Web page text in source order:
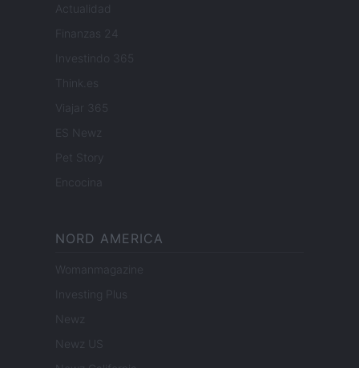
Actualidad
Finanzas 24
Investindo 365
Think.es
Viajar 365
ES Newz
Pet Story
Encocina
NORD AMERICA
Womanmagazine
Investing Plus
Newz
Newz US